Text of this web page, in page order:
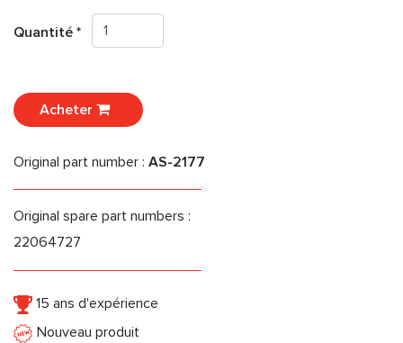
Quantité *
Acheter
Original part number : AS-2177
Original spare part numbers :
22064727
15 ans d'expérience
Nouveau produit